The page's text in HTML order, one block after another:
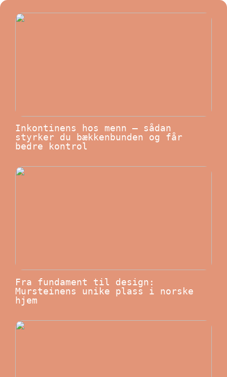
Inkontinens hos menn – sådan
styrker du bækkenbunden og får
bedre kontrol
Fra fundament til design:
Mursteinens unike plass i norske
hjem